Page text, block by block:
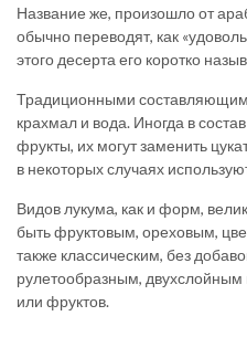
Название же, произошло от
обычно переводят, как
этого десерта его коротко
Традиционными
крахмал и вода. Иногда в
фрукты, их могут заменить
в некоторых случаях
Видов лукума, как и форм,
быть фруктовым, ореховым,
также классическим, без
рулетообразным,
или фруктов.